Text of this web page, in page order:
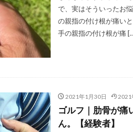
で、実はそういったお
の親指の付け根が痛い
手の親指の付け根が痛
2021年1月30日 2021
ゴルフ｜肋骨が痛
ん。【経験者】